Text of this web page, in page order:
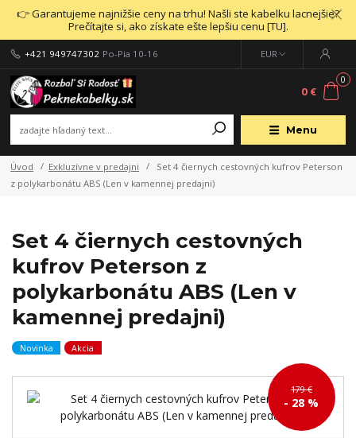
👉 Garantujeme najnižšie ceny na trhu! Našli ste kabelku lacnejšie?
Prečítajte si, ako získate ešte lepšiu cenu [TU].
Menu
EUR
+421 949747302 Po-Pia 10-16
0
0 €
Úvod Exkluzívne v predajni
Set 4 čiernych cestovných kufrov Peterson
z polykarbonátu ABS (Len v kamennej predajni)
Set 4 čiernych cestovných
kufrov Peterson z
polykarbonátu ABS (Len v
kamennej predajni)
Novinka Akcia
179 €
- 28 %